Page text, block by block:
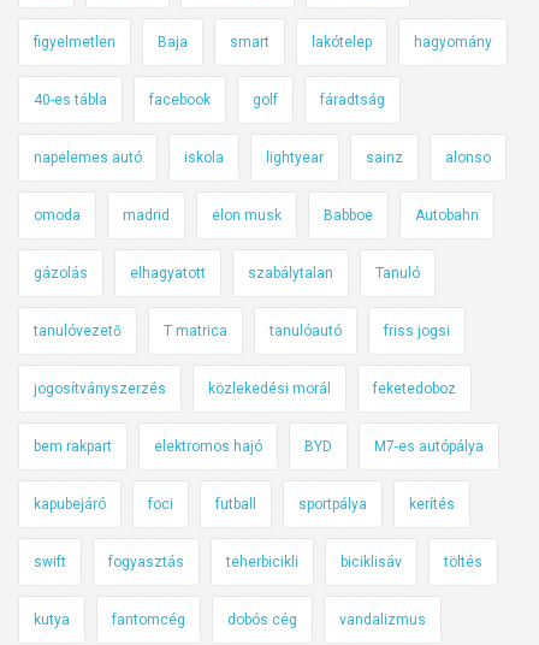
figyelmetlen Baja smart lakótelep hagyomány
40-es tábla facebook golf fáradtság
napelemes autó iskola lightyear sainz alonso
omoda madrid elon musk Babboe Autobahn
gázolás elhagyatott szabálytalan Tanuló
tanulóvezető T matrica tanulóautó friss jogsi
jogosítványszerzés közlekedési morál feketedoboz
bem rakpart elektromos hajó BYD M7-es autópálya
kapubejáró foci futball sportpálya kerítés
swift fogyasztás teherbicikli biciklisáv töltés
kutya fantomcég dobós cég vandalizmus